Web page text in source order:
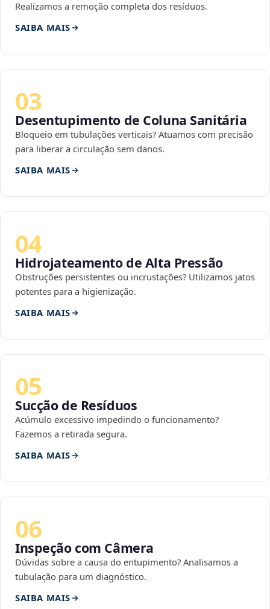
Realizamos a remoção completa dos resíduos.
SAIBA MAIS
03
Desentupimento de Coluna Sanitária
Bloqueio em tubulações verticais? Atuamos com precisão
para liberar a circulação sem danos.
SAIBA MAIS
04
Hidrojateamento de Alta Pressão
Obstruções persistentes ou incrustações? Utilizamos jatos
potentes para a higienização.
SAIBA MAIS
05
Sucção de Resíduos
Acúmulo excessivo impedindo o funcionamento?
Fazemos a retirada segura.
SAIBA MAIS
06
Inspeção com Câmera
Dúvidas sobre a causa do entupimento? Analisamos a
tubulação para um diagnóstico.
SAIBA MAIS